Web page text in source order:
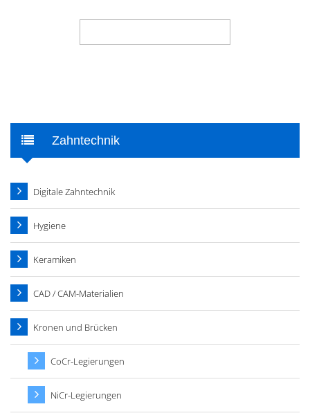
Zahntechnik
Digitale Zahntechnik
Hygiene
Keramiken
CAD / CAM-Materialien
Kronen und Brücken
CoCr-Legierungen
NiCr-Legierungen